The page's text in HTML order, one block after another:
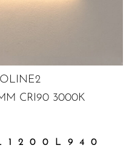
CRI90 3000K